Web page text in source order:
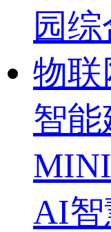
园
物联
智能
AI智